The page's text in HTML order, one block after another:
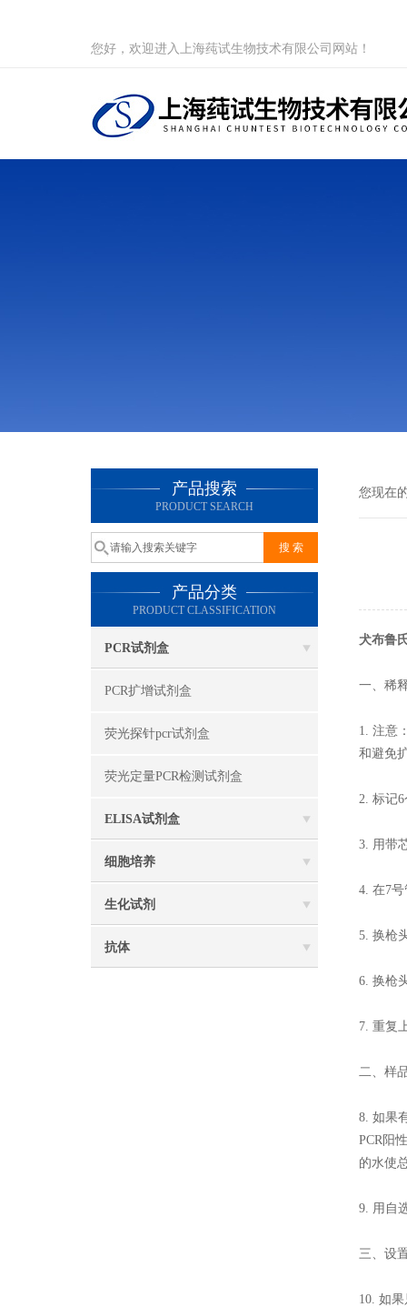
您好，欢迎进入上海莼试生物技术有限公司网站！
产品搜索
PRODUCT SEARCH
产品分类
PRODUCT CLASSIFICATION
PCR试剂盒
PCR扩增试剂盒
荧光探针pcr试剂盒
荧光定量PCR检测试剂盒
ELISA试剂盒
细胞培养
生化试剂
抗体
您现在
犬布鲁
一、稀
1. 注意
和避免
2. 标记
3. 用带
4. 在7
5. 换枪
6. 换枪
7. 重复
二、样
8. 如果
PCR阳
的水使
9. 用自
三、设
10. 如